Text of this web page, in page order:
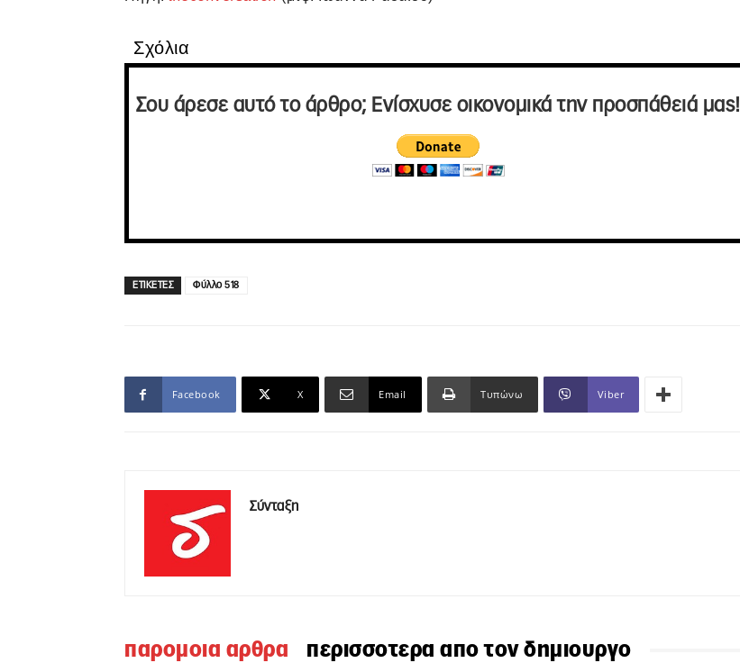
Σχόλια
Σου άρεσε αυτό το άρθρο; Ενίσχυσε οικονομικά την προσπάθειά μας!
ΕΤΙΚΕΤΕΣ Φύλλο 518
Facebook X Email Τυπώνω Viber
Σύνταξη
παρομοια αρθρα περισσοτερα απο τον δημιουργο